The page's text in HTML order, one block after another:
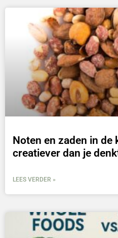
Noten en zaden in de
creatiever dan je
LEES VERDER »